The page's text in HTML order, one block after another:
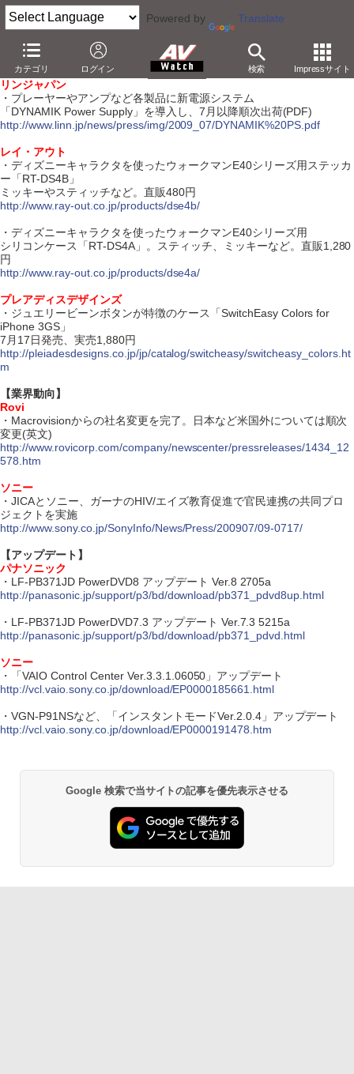
Powered by Translate
カテゴリ ログイン 検索 Impressサイト
【7月17日】
【ハードウェア】
リンジャパン
・プレーヤーやアンプなど各製品に新電源システム
「DYNAMIK Power Supply」を導入し、7月以降順次出荷(PDF)
http://www.linn.jp/news/press/img/2009_07/DYNAMIK%20PS.pdf
レイ・アウト
・ディズニーキャラクタを使ったウォークマンE40シリーズ用ステッカ
ー「RT-DS4B」
ミッキーやスティッチなど。直販480円
http://www.ray-out.co.jp/products/dse4b/
・ディズニーキャラクタを使ったウォークマンE40シリーズ用
シリコンケース「RT-DS4A」。スティッチ、ミッキーなど。直販1,280
円
http://www.ray-out.co.jp/products/dse4a/
プレアディスデザインズ
・ジュエリービーンボタンが特徴のケース「SwitchEasy Colors for
iPhone 3GS」
7月17日発売、実売1,880円
http://pleiadesdesigns.co.jp/jp/catalog/switcheasy/switcheasy_colors.ht
m
【業界動向】
Rovi
・Macrovisionからの社名変更を完了。日本など米国外については順次
変更(英文)
http://www.rovicorp.com/company/newscenter/pressreleases/1434_12
578.htm
ソニー
・JICAとソニー、ガーナのHIV/エイズ教育促進で官民連携の共同プロ
ジェクトを実施
http://www.sony.co.jp/SonyInfo/News/Press/200907/09-0717/
【アップデート】
パナソニック
・LF-PB371JD PowerDVD8 アップデート Ver.8 2705a
http://panasonic.jp/support/p3/bd/download/pb371_pdvd8up.html
・LF-PB371JD PowerDVD7.3 アップデート Ver.7.3 5215a
http://panasonic.jp/support/p3/bd/download/pb371_pdvd.html
ソニー
・「VAIO Control Center Ver.3.3.1.06050」アップデート
http://vcl.vaio.sony.co.jp/download/EP0000185661.html
・VGN-P91NSなど、「インスタントモードVer.2.0.4」アップデート
http://vcl.vaio.sony.co.jp/download/EP0000191478.htm
Google 検索で当サイトの記事を優先表示させる